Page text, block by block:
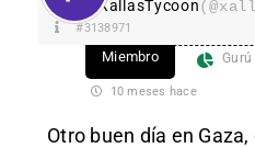
XallasTycoon
#3138971
Miembro
10 meses hace
Otro buen día en